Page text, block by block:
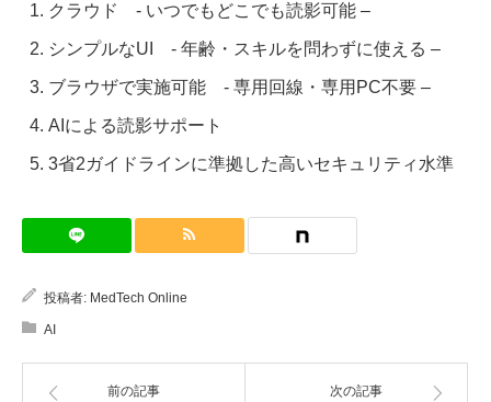
クラウド - いつでもどこでも読影可能 –
シンプルなUI - 年齢・スキルを問わずに使える –
ブラウザで実施可能 - 専用回線・専用PC不要 –
AIによる読影サポート
3省2ガイドラインに準拠した高いセキュリティ水準
投稿者: MedTech Online
AI
前の記事 次の記事